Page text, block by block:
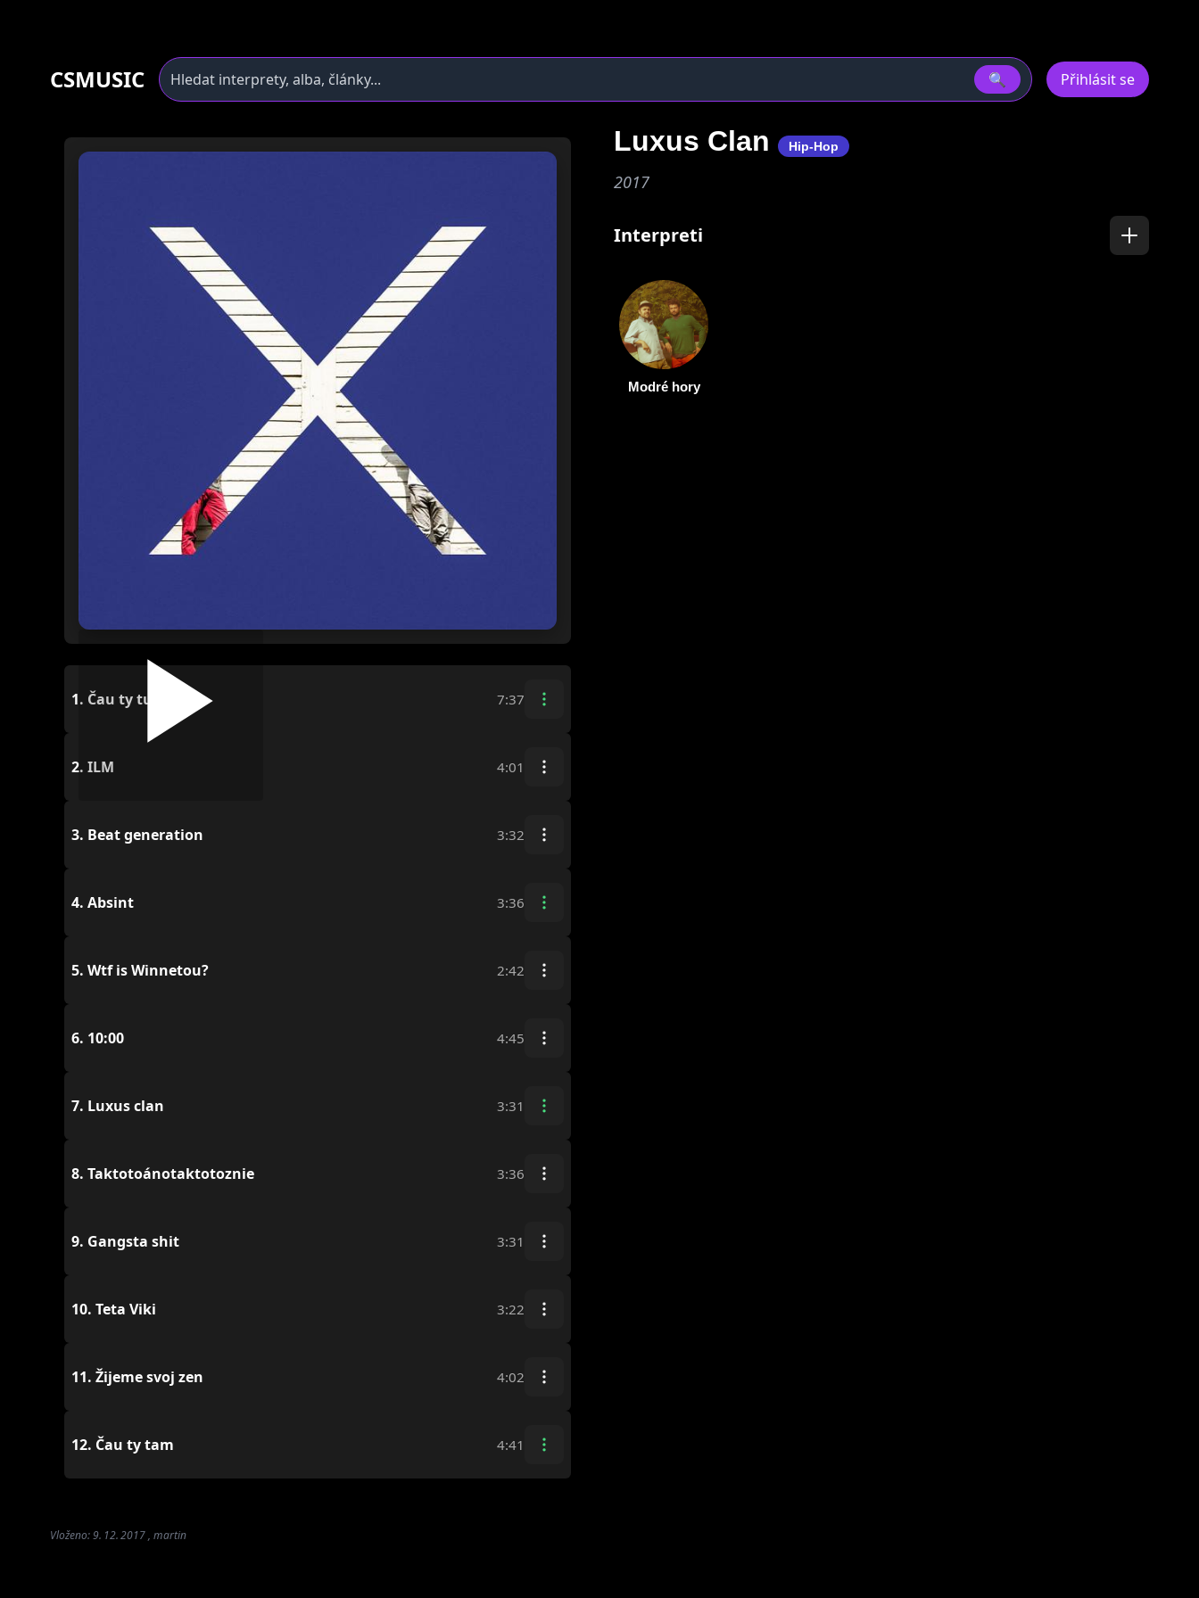
CSMUSIC 🔍 Přihlásit se
1. Čau ty tu 7:37
2. ILM 4:01
3. Beat generation 3:32
4. Absint 3:36
5. Wtf is Winnetou? 2:42
6. 10:00 4:45
7. Luxus clan 3:31
8. Taktotoánotaktotoznie 3:36
9. Gangsta shit 3:31
10. Teta Viki 3:22
11. Žijeme svoj zen 4:02
12. Čau ty tam 4:41
Luxus Clan Hip-Hop
2017
Interpreti
Modré hory
Vloženo: 9. 12. 2017 , martin